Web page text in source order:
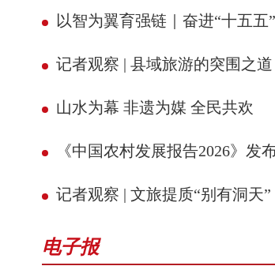
以智为翼育强链｜奋进“十五五” 县域新征程
记者观察 | 县域旅游的突围之道
山水为幕 非遗为媒 全民共欢
《中国农村发展报告2026》发
记者观察 | 文旅提质“别有洞天”
电子报